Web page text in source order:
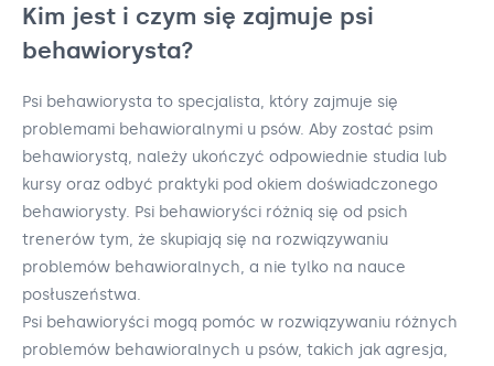
Kim jest i czym się zajmuje psi
behawiorysta?
Psi behawiorysta to specjalista, który zajmuje się
problemami behawioralnymi u psów. Aby zostać psim
behawiorystą, należy ukończyć odpowiednie studia lub
kursy oraz odbyć praktyki pod okiem doświadczonego
behawiorysty. Psi behawioryści różnią się od psich
trenerów tym, że skupiają się na rozwiązywaniu
problemów behawioralnych, a nie tylko na nauce
posłuszeństwa.
Psi behawioryści mogą pomóc w rozwiązywaniu różnych
problemów behawioralnych u psów, takich jak agresja,